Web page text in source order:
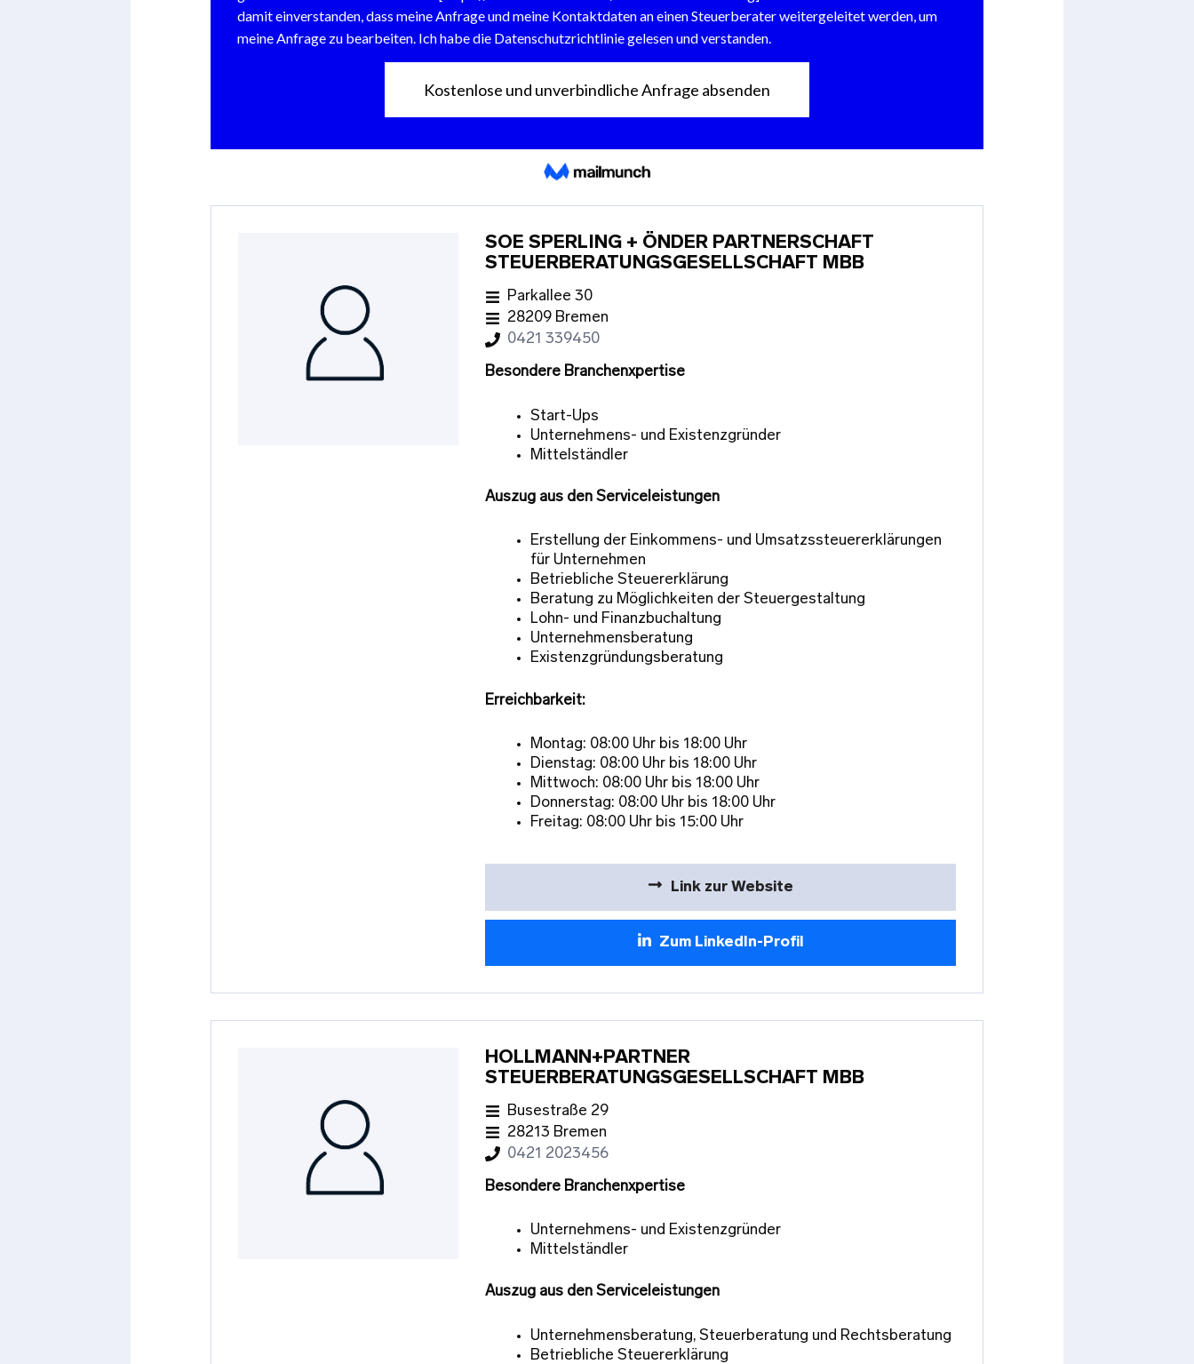
SOE SPERLING + ÖNDER PARTNERSCHAFT
STEUERBERATUNGSGESELLSCHAFT MBB
Parkallee 30
28209 Bremen
0421 339450
Besondere Branchenxpertise
Start-Ups
Unternehmens- und Existenzgründer
Mittelständler
Auszug aus den Serviceleistungen
Erstellung der Einkommens- und Umsatzssteuererklärungen
für Unternehmen
Betriebliche Steuererklärung
Beratung zu Möglichkeiten der Steuergestaltung
Lohn- und Finanzbuchaltung
Unternehmensberatung
Existenzgründungsberatung
Erreichbarkeit:
Montag: 08:00 Uhr bis 18:00 Uhr
Dienstag: 08:00 Uhr bis 18:00 Uhr
Mittwoch: 08:00 Uhr bis 18:00 Uhr
Donnerstag: 08:00 Uhr bis 18:00 Uhr
Freitag: 08:00 Uhr bis 15:00 Uhr
Link zur Website
Zum LinkedIn-Profil
HOLLMANN+PARTNER
STEUERBERATUNGSGESELLSCHAFT MBB
Busestraße 29
28213 Bremen
0421 2023456
Besondere Branchenxpertise
Unternehmens- und Existenzgründer
Mittelständler
Auszug aus den Serviceleistungen
Unternehmensberatung, Steuerberatung und Rechtsberatung
Betriebliche Steuererklärung